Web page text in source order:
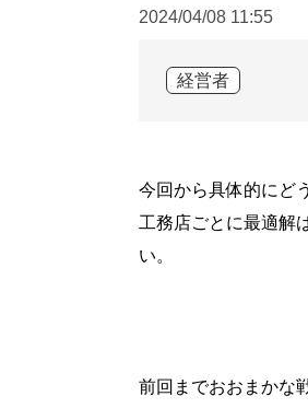
2024/04/08 11:55
経営者
今回から具体的にど
工務店ごとに最適解
い。
前回までおおまかな